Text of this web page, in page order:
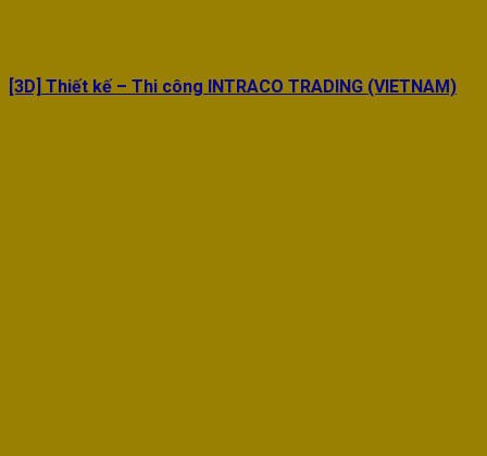
[3D] Thiết kế – Thi công INTRACO TRADING (VIETNAM)